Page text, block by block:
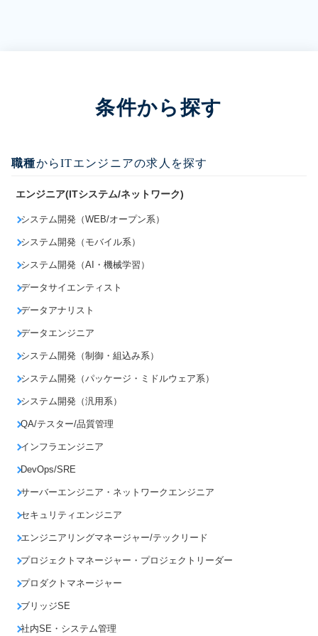
条件から探す
職種からITエンジニアの求人を探す
エンジニア(ITシステム/ネットワーク)
システム開発（WEB/オープン系）
システム開発（モバイル系）
システム開発（AI・機械学習）
データサイエンティスト
データアナリスト
データエンジニア
システム開発（制御・組込み系）
システム開発（パッケージ・ミドルウェア系）
システム開発（汎用系）
QA/テスター/品質管理
インフラエンジニア
DevOps/SRE
サーバーエンジニア・ネットワークエンジニア
セキュリティエンジニア
エンジニアリングマネージャー/テックリード
プロジェクトマネージャー・プロジェクトリーダー
プロダクトマネージャー
ブリッジSE
社内SE・システム管理